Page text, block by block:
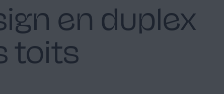
en duplex
toits